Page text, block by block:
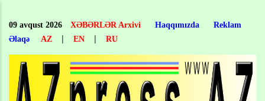
main
content
09 avqust 2026 XƏBƏRLƏR Arxivi Haqqımızda
Reklam
Əlaqə
AZ | EN | RU